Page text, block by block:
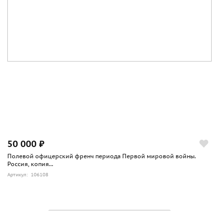
50 000 ₽
Полевой офицерский френч периода Первой мировой войны.
Россия, копия...
Артикул: 106108